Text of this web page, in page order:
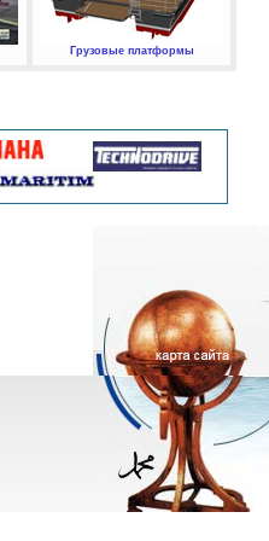
Грузовые платформы